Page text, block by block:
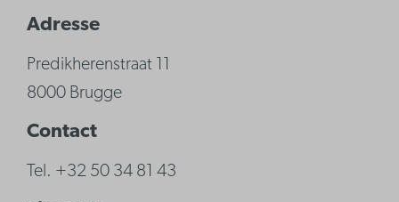
Adresse
Predikherenstraat 11
8000 Brugge
Contact
Tel. +32 50 34 81 43